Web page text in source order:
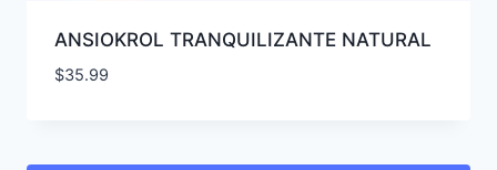
ANSIOKROL TRANQUILIZANTE NATURAL
$35.99